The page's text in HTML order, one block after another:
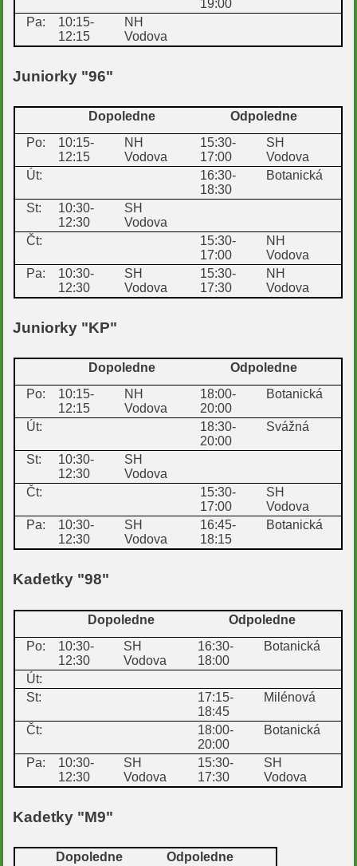
19:00
Pa:
10:15-
12:15
NH
Vodova
Juniorky "96"
Dopoledne
Odpoledne
Po:
10:15-
12:15
NH
Vodova
15:30-
17:00
SH
Vodova
Út:
16:30-
18:30
Botanická
St:
10:30-
12:30
SH
Vodova
Čt:
15:30-
17:00
NH
Vodova
Pa:
10:30-
12:30
SH
Vodova
15:30-
17:30
NH
Vodova
Juniorky "KP"
Dopoledne
Odpoledne
Po:
10:15-
12:15
NH
Vodova
18:00-
20:00
Botanická
Út:
18:30-
20:00
Svážná
St:
10:30-
12:30
SH
Vodova
Čt:
15:30-
17:00
SH
Vodova
Pa:
10:30-
12:30
SH
Vodova
16:45-
18:15
Botanická
Kadetky "98"
Dopoledne
Odpoledne
Po:
10:30-
12:30
SH
Vodova
16:30-
18:00
Botanická
Út:
St:
17:15-
18:45
Milénová
Čt:
18:00-
20:00
Botanická
Pa:
10:30-
12:30
SH
Vodova
15:30-
17:30
SH
Vodova
Kadetky "M9"
Dopoledne Odpoledne